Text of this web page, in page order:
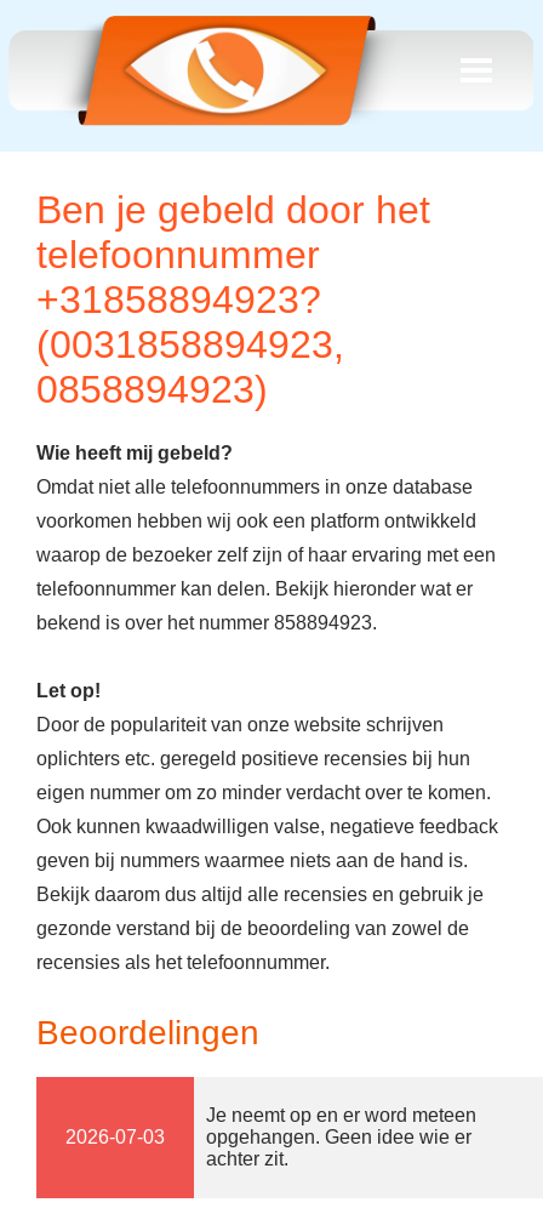
Ben je gebeld door het
telefoonnummer
+31858894923?
(0031858894923,
0858894923)
Wie heeft mij gebeld?
Omdat niet alle telefoonnummers in onze database
voorkomen hebben wij ook een platform ontwikkeld
waarop de bezoeker zelf zijn of haar ervaring met een
telefoonnummer kan delen. Bekijk hieronder wat er
bekend is over het nummer 858894923.
Let op!
Door de populariteit van onze website schrijven
oplichters etc. geregeld positieve recensies bij hun
eigen nummer om zo minder verdacht over te komen.
Ook kunnen kwaadwilligen valse, negatieve feedback
geven bij nummers waarmee niets aan de hand is.
Bekijk daarom dus altijd alle recensies en gebruik je
gezonde verstand bij de beoordeling van zowel de
recensies als het telefoonnummer.
Beoordelingen
2026-07-03
Je neemt op en er word meteen
opgehangen. Geen idee wie er
achter zit.